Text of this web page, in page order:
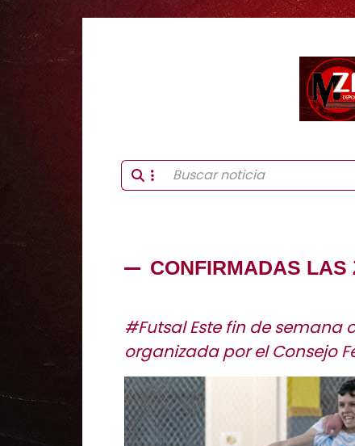
CONFIRMADAS LAS
#Futsal Este fin de
organizada por el Consejo